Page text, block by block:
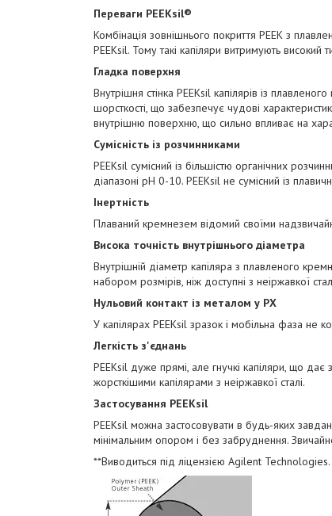
Переваги PEEKsil®
Комбінація зовнішнього покриття PEEK з
PEEKsil. Тому такі капіляри витримують високий
Гладка поверхня
Внутрішня стінка PEEKsil капілярів із
шорсткості, що забезпечує чудові
внутрішню поверхню, що сильно впливає на
Сумісність із розчинниками
PEEKsil сумісний із більшістю органічних
діапазоні pH 0-10. PEEKsil не сумісний із
Інертність
Плаваний кремнезем відомий своїми
Висока точність внутрішнього діаметра
Внутрішній діаметр капіляра з плавленого
набором розмірів, ніж доступні з неіржавкої
Нульовий контакт із металом у РХ
У капілярах PEEKsil зразок і мобільна фаза не
Легкість з'єднань
PEEKsil дуже прямі, але гнучкі капіляри, що дає
жорсткішими капілярами з неіржавкої сталі.
Застосування PEEKsil
PEEKsil можна застосовувати в будь-яких
мінімальним опором і без забруднення.
**Виводиться під ліцензією Agilent Technologies.